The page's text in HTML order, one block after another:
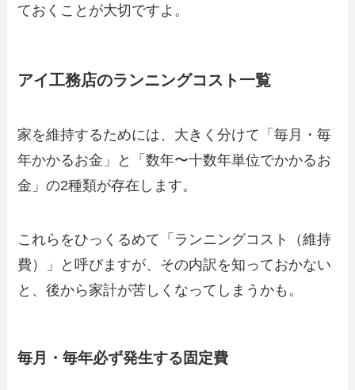
ておくことが大切ですよ。
アイ工務店のランニングコスト一覧
家を維持するためには、大きく分けて「毎月・毎
年かかるお金」と「数年〜十数年単位でかかるお
金」の2種類が存在します。
これらをひっくるめて「ランニングコスト（維持
費）」と呼びますが、その内訳を知っておかない
と、後から家計が苦しくなってしまうかも。
毎月・毎年必ず発生する固定費